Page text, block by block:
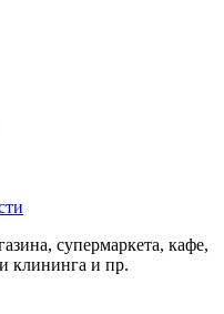
супермаркета, кафе,
клининга и пр.